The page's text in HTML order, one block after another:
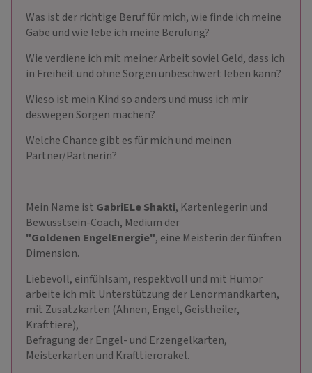
Was ist der richtige Beruf für mich, wie finde ich meine
Gabe und wie lebe ich meine Berufung?
Wie verdiene ich mit meiner Arbeit soviel Geld, dass ich
in Freiheit und ohne Sorgen unbeschwert leben kann?
Wieso ist mein Kind so anders und muss ich mir
deswegen Sorgen machen?
Welche Chance gibt es für mich und meinen
Partner/Partnerin?
Mein Name ist GabriELe Shakti, Kartenlegerin und
Bewusstsein-Coach, Medium der
"Goldenen EngelEnergie", eine Meisterin der fünften
Dimension.
Liebevoll, einfühlsam, respektvoll und mit Humor
arbeite ich mit Unterstützung der Lenormandkarten,
mit Zusatzkarten (Ahnen, Engel, Geistheiler,
Krafttiere),
Befragung der Engel- und Erzengelkarten,
Meisterkarten und Krafttierorakel.